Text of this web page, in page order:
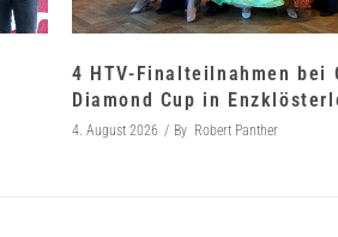
4 HTV-Finalteilnahmen bei
Diamond Cup in
4. August 2026 By Robert Panther